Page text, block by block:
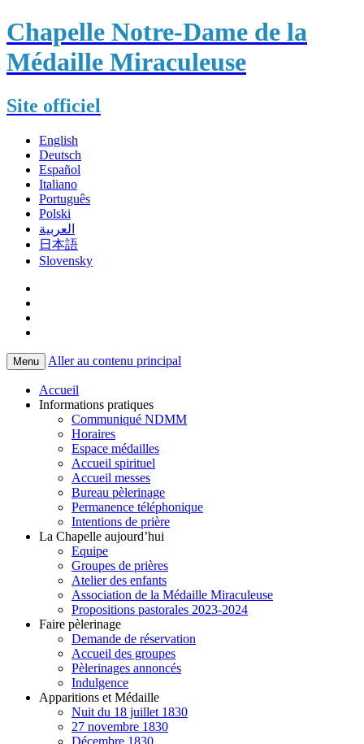
Chapelle Notre-Dame de la
Médaille Miraculeuse
Site officiel
English
Deutsch
Español
Italiano
Português
Polski
العربية
日本語
Slovensky
Menu Aller au contenu principal
Accueil
Informations pratiques
Communiqué NDMM
Horaires
Espace médailles
Accueil spirituel
Accueil messes
Bureau pèlerinage
Permanence téléphonique
Intentions de prière
La Chapelle aujourd’hui
Equipe
Groupes de prières
Atelier des enfants
Association de la Médaille Miraculeuse
Propositions pastorales 2023-2024
Faire pèlerinage
Demande de réservation
Accueil des groupes
Pèlerinages annoncés
Indulgence
Apparitions et Médaille
Nuit du 18 juillet 1830
27 novembre 1830
Décembre 1830